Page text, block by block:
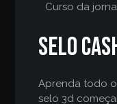
Curso da
Selo
Aprenda todo
selo 3d